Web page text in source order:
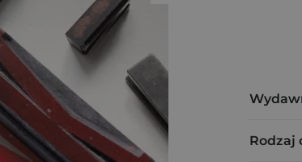
Rodzaj